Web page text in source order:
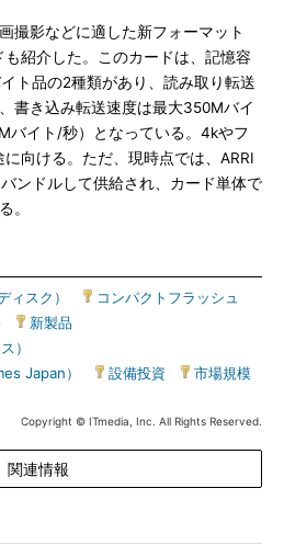
撮影などに適した新フォーマット
も紹介した。このカードは、記憶容
ト品の2種類があり、読み取り転送
書き込み転送速度は最大350Mバイ
バイト/秒）となっている。4kやフ
向ける。ただ、現時点では、ARRI
ンドルして供給され、カード単体で
。
ィスク） コンパクトフラッシュ
新製品
）
Japan）
設備投資 市場規模
Copyright © ITmedia, Inc. All Rights Reserved.
関連情報